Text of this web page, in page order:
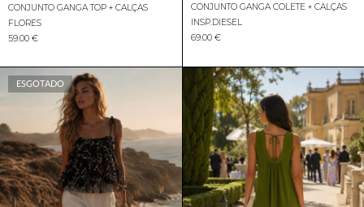
CONJUNTO GANGA TOP + CALÇAS
FLORES
59.00 €
CONJUNTO GANGA COLETE + CALÇAS
INSP.DIESEL
69.00 €
ESGOTADO